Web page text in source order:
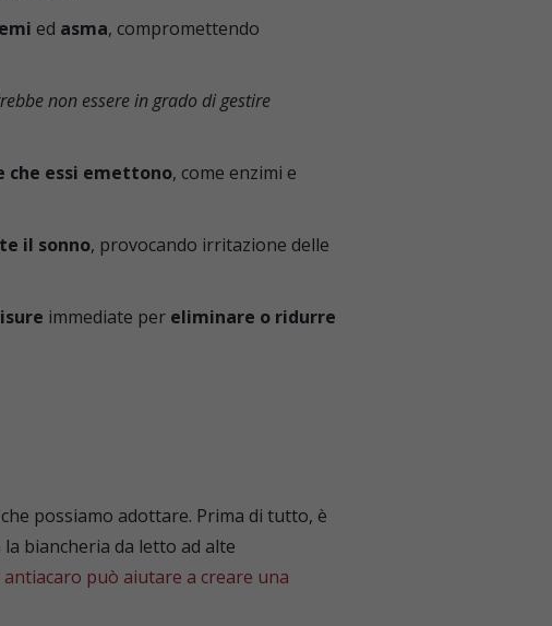
ed asma, compromettendo
non essere in grado di gestire
che essi emettono, come enzimi e
il sonno, provocando irritazione delle
immediate per eliminare o ridurre
possiamo adottare. Prima di tutto, è
biancheria da letto ad alte
antiacaro può aiutare a creare una